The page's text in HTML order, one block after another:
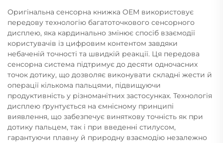
Оригінальна сенсорна книжка OEM використовує
передову технологію багатоточкового сенсорного
дисплею, яка кардинально змінює спосіб взаємодії
користувачів із цифровим контентом завдяки
небаченій точності та швидкій реакції. Ця передова
сенсорна система підтримує до десяти одночасних
точок дотику, що дозволяє виконувати складні жести й
операції кількома пальцями, підвищуючи
продуктивність у різноманітних застосунках. Технологія
дисплею ґрунтується на ємнісному принципі
виявлення, що забезпечує виняткову точність як при
дотику пальцем, так і при введенні стилусом,
гарантуючи плавну й природну взаємодію незалежно